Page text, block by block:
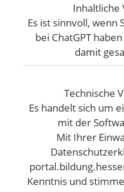
Inhaltliche
Es ist sinnvoll, wenn
bei ChatGPT
damit
Technische
Es handelt sich um
mit der
Mit Ihrer
Kenntnis und